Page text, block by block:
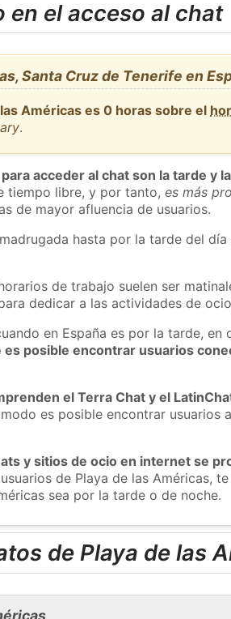
el acceso al chat
Santa Cruz de Tenerife en
Américas es 0 horas sobre el
.
acceder al chat son la tarde y
tiempo libre, y por tanto,es más
de mayor afluencia de usuarios.
hasta por la tarde del
de trabajo suelen ser
dedicar a las actividades de
en España es por la tarde,
es posible encontrar usuarios
el Terra Chat y el
es posible encontrar usuarios
y sitios de ocio en internet se
de Playa de las Américas,
sea por la tarde o de noche.
de Playa de las